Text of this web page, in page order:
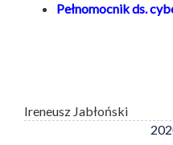
Pełnomocnik ds.
Ireneusz Jabłoński